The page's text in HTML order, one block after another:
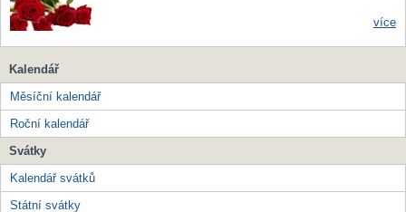
více
Kalendář
Měsíční kalendář
Roční kalendář
Svátky
Kalendář svátků
Státní svátky